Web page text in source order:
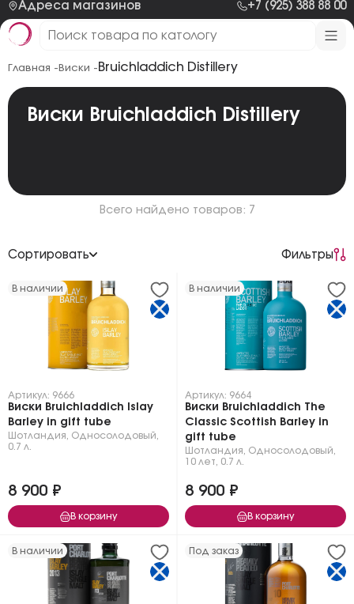
Адреса магазинов +7 (925) 388 88 00
Главная - Виски - Bruichladdich Distillery
Виски Bruichladdich Distillery
Всего найдено товаров: 7
Сортировать Фильтры
В наличии
Артикул: 9666
Виски Bruichladdich Islay
Barley in gift tube
Шотландия Односолодовый
0.7 л.
8 900 ₽
В корзину
В наличии
Артикул: 9664
Виски Bruichladdich The
Classic Scottish Barley in
gift tube
Шотландия Односолодовый
10 лет
0.7 л.
8 900 ₽
В корзину
В наличии Под заказ